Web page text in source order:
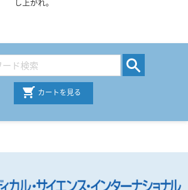
カートを見る